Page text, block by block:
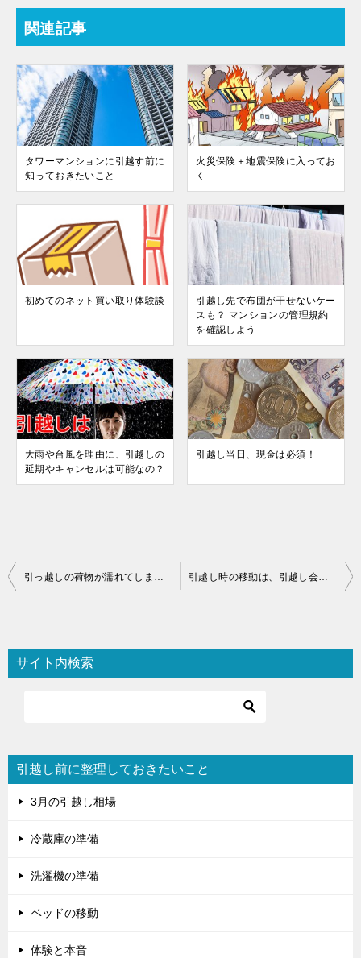
関連記事
タワーマンションに引越す前に
知っておきたいこと
火災保険＋地震保険に入ってお
く
初めてのネット買い取り体験談
引越し先で布団が干せないケー
スも？ マンションの管理規約
を確認しよう
大雨や台風を理由に、引越しの
延期やキャンセルは可能なの？
引越し当日、現金は必須！
投
ビ
ゲ
ョ
ン
引っ越しの荷物が濡れてしまったら…？ 引越し時の移動は、引越し会社のトラックに同乗させてもらえますか？
サイト内検索
引越し前に整理しておきたいこと
3月の引越し相場
冷蔵庫の準備
洗濯機の準備
ベッドの移動
体験と本音